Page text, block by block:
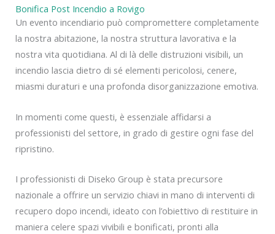
Bonifica Post Incendio a Rovigo
Un evento incendiario può compromettere completamente
la nostra abitazione, la nostra struttura lavorativa e la
nostra vita quotidiana. Al di là delle distruzioni visibili, un
incendio lascia dietro di sé elementi pericolosi, cenere,
miasmi duraturi e una profonda disorganizzazione emotiva.
In momenti come questi, è essenziale affidarsi a
professionisti del settore, in grado di gestire ogni fase del
ripristino.
I professionisti di Diseko Group è stata precursore
nazionale a offrire un servizio chiavi in mano di interventi di
recupero dopo incendi, ideato con l’obiettivo di restituire in
maniera celere spazi vivibili e bonificati, pronti alla